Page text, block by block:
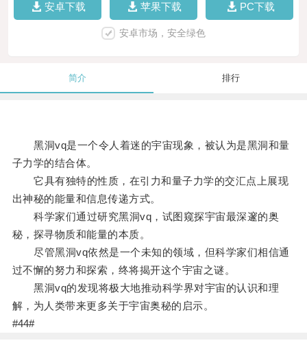
安卓下载 苹果下载 PC下载
安卓市场，安全绿色
简介 排行
黑洞vq是一个令人着迷的宇宙现象，被认为是黑洞和量
子力学的结合体。
它具有独特的性质，在引力和量子力学的交汇点上展现
出神秘的能量和信息传递方式。
科学家们通过研究黑洞vq，试图窥探宇宙最深邃的奥
秘，探寻物质和能量的本质。
尽管黑洞vq依然是一个未知的领域，但科学家们相信通
过不懈的努力和探索，终将揭开这个宇宙之谜。
黑洞vq的发现将极大地推动科学界对宇宙的认识和理
解，为人类带来更多关于宇宙奥秘的启示。
#44#